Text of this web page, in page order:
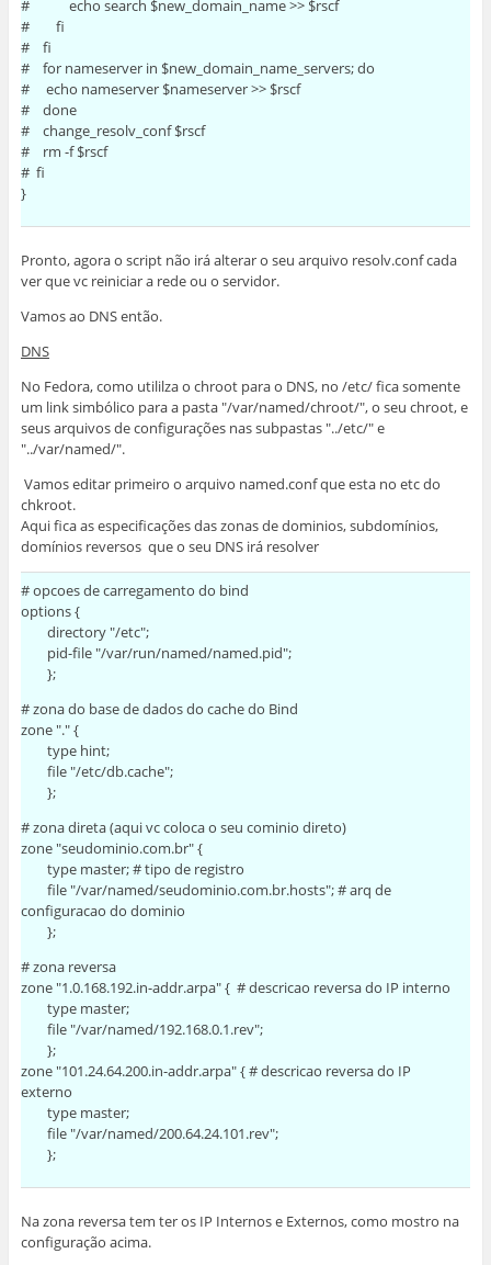
# echo search $new_domain_name >> $rscf
# fi
# fi
# for nameserver in $new_domain_name_servers; do
# echo nameserver $nameserver >> $rscf
# done
# change_resolv_conf $rscf
# rm -f $rscf
# fi
}
Pronto, agora o script não irá alterar o seu arquivo resolv.conf cada
ver que vc reiniciar a rede ou o servidor.
Vamos ao DNS então.
DNS
No Fedora, como utililza o chroot para o DNS, no /etc/ fica somente
um link simbólico para a pasta "/var/named/chroot/", o seu chroot, e
seus arquivos de configurações nas subpastas "../etc/" e
"../var/named/".
Vamos editar primeiro o arquivo named.conf que esta no etc do
chkroot.
Aqui fica as especificações das zonas de dominios, subdomínios,
domínios reversos que o seu DNS irá resolver
# opcoes de carregamento do bind
options {
directory "/etc";
pid-file "/var/run/named/named.pid";
};
# zona do base de dados do cache do Bind
zone "." {
type hint;
file "/etc/db.cache";
};
# zona direta (aqui vc coloca o seu cominio direto)
zone "seudominio.com.br" {
type master; # tipo de registro
file "/var/named/seudominio.com.br.hosts"; # arq de
configuracao do dominio
};
# zona reversa
zone "1.0.168.192.in-addr.arpa" { # descricao reversa do IP interno
type master;
file "/var/named/192.168.0.1.rev";
};
zone "101.24.64.200.in-addr.arpa" { # descricao reversa do IP
externo
type master;
file "/var/named/200.64.24.101.rev";
};
Na zona reversa tem ter os IP Internos e Externos, como mostro na
configuração acima.